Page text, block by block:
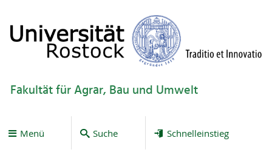
Fakultät für Agrar, Bau und Umwelt
Menü Suche Schnelleinstieg